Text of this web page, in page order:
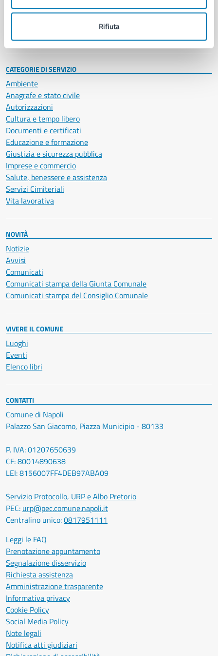
Rifiuta
Personale amministrativo
CATEGORIE DI SERVIZIO
Ambiente
Anagrafe e stato civile
Autorizzazioni
Cultura e tempo libero
Documenti e certificati
Educazione e formazione
Giustizia e sicurezza pubblica
Imprese e commercio
Salute, benessere e assistenza
Servizi Cimiteriali
Vita lavorativa
NOVITÀ
Notizie
Avvisi
Comunicati
Comunicati stampa della Giunta Comunale
Comunicati stampa del Consiglio Comunale
VIVERE IL COMUNE
Luoghi
Eventi
Elenco libri
CONTATTI
Comune di Napoli
Palazzo San Giacomo, Piazza Municipio - 80133
P. IVA: 01207650639
CF: 80014890638
LEI: 8156007FF4DEB97ABA09
Servizio Protocollo, URP e Albo Pretorio
PEC: urp@pec.comune.napoli.it
Centralino unico:0817951111
Leggi le FAQ
Prenotazione appuntamento
Segnalazione disservizio
Richiesta assistenza
Amministrazione trasparente
Informativa privacy
Cookie Policy
Social Media Policy
Note legali
Notifica atti giudiziari